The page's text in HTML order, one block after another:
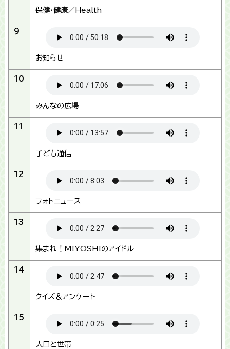
保健・健康／Health
9
お知らせ
10
みんなの広場
11
子ども通信
12
フォトニュース
13
集まれ！MIYOSHIのアイドル
14
クイズ＆アンケート
15
人口と世帯